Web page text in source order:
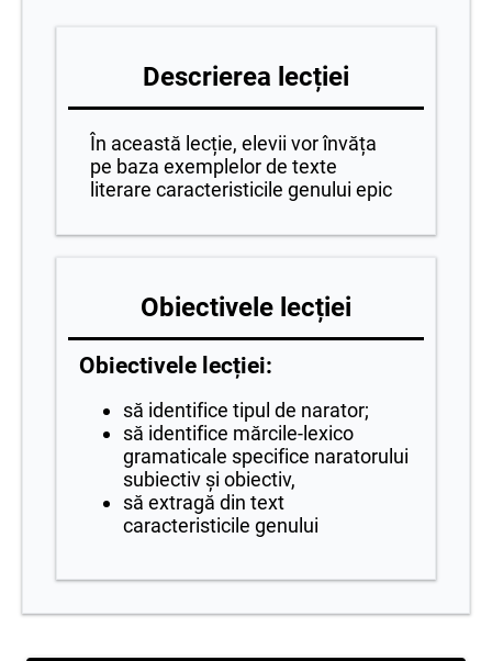
Descrierea lecției
În această lecție, elevii vor învăța
pe baza exemplelor de texte
literare caracteristicile genului epic
Obiectivele lecției
Obiectivele lecției:
să identifice tipul de narator;
să identifice mărcile-lexico
gramaticale specifice naratorului
subiectiv și obiectiv,
să extragă din text
caracteristicile genului